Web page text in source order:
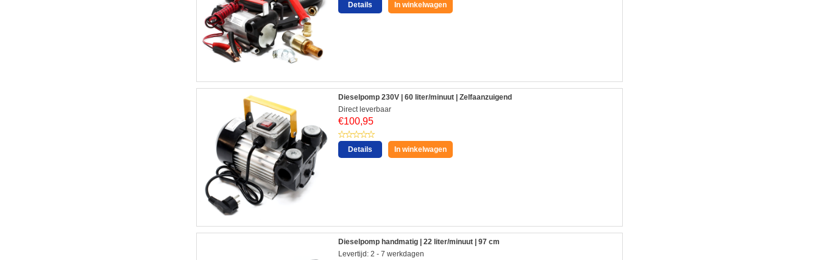
Details In winkelwagen
Dieselpomp 230V | 60 liter/minuut | Zelfaanzuigend
Direct leverbaar
€100,95
Details In winkelwagen
Dieselpomp handmatig | 22 liter/minuut | 97 cm
Levertijd: 2 - 7 werkdagen